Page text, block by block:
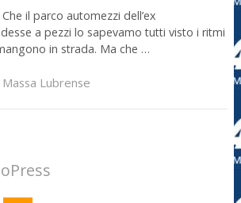
Che il parco automezzi dell’ex
a pezzi lo sapevamo tutti visto i ritmi
in strada. Ma che …
Massa Lubrense